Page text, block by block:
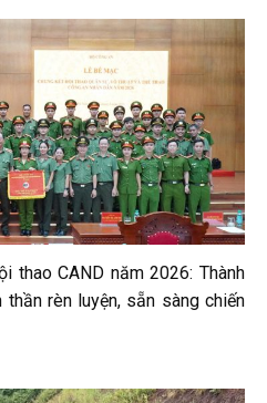
thao CAND năm 2026: Thành
rèn luyện, sẵn sàng chiến